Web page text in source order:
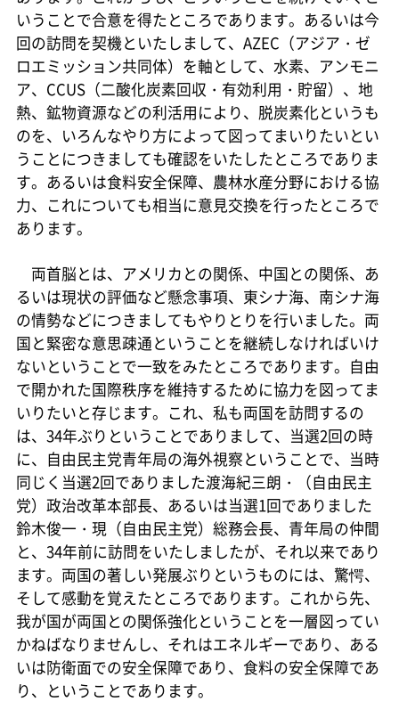
いうことで合意を得たところであります。あるいは今
回の訪問を契機といたしまして、AZEC（アジア・ゼ
ロエミッション共同体）を軸として、水素、アンモニ
ア、CCUS（二酸化炭素回収・有効利用・貯留）、地
熱、鉱物資源などの利活用により、脱炭素化というも
のを、いろんなやり方によって図ってまいりたいとい
うことにつきましても確認をいたしたところでありま
す。あるいは食料安全保障、農林水産分野における協
力、これについても相当に意見交換を行ったところで
あります。
両首脳とは、アメリカとの関係、中国との関係、あ
るいは現状の評価など懸念事項、東シナ海、南シナ海
の情勢などにつきましてもやりとりを行いました。両
国と緊密な意思疎通ということを継続しなければいけ
ないということで一致をみたところであります。自由
で開かれた国際秩序を維持するために協力を図ってま
いりたいと存じます。これ、私も両国を訪問するの
は、34年ぶりということでありまして、当選2回の時
に、自由民主党青年局の海外視察ということで、当時
同じく当選2回でありました渡海紀三朗・（自由民主
党）政治改革本部長、あるいは当選1回でありました
鈴木俊一・現（自由民主党）総務会長、青年局の仲間
と、34年前に訪問をいたしましたが、それ以来であり
ます。両国の著しい発展ぶりというものには、驚愕、
そして感動を覚えたところであります。これから先、
我が国が両国との関係強化ということを一層図ってい
かねばなりませんし、それはエネルギーであり、ある
いは防衛面での安全保障であり、食料の安全保障であ
り、ということであります。